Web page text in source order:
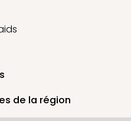
de la région